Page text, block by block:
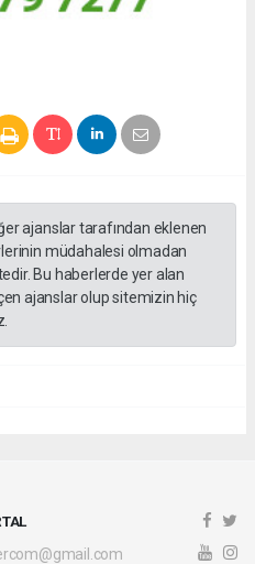
ajanslar tarafından eklenen
müdahalesi olmadan
Bu haberlerde yer alan
ajanslar olup sitemizin hiç